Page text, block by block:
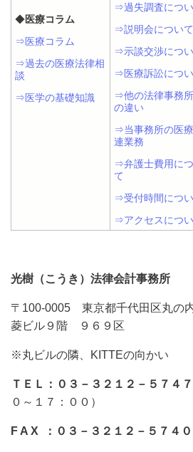
◆医療コラム
⇒医療コラム
⇒過去の医療法律相
談
⇒医学の基礎知識
⇒過失調査につ
⇒説明会について
⇒示談交渉につ
⇒医療訴訟につ
⇒他の法律事務
の違い
⇒当事務所の医
連業務
⇒弁護士費用に
て
⇒受付時間につ
⇒アクセスにつ
光樹（こうき）法律会計事務所
〒100-0005 東京都千代田区丸の
菱ビル９階 ９６９区
※丸ビルの隣、KITTEの向かい
ＴＥＬ：０３－３２１２－５７４７
０～１７：００）
F A X ：０３－３２１２－５７４０